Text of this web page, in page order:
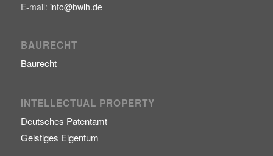
E-mail: info@bwlh.de
BAURECHT
Baurecht
INTELLECTUAL PROPERTY
Deutsches Patentamt
Geistiges Eigentum